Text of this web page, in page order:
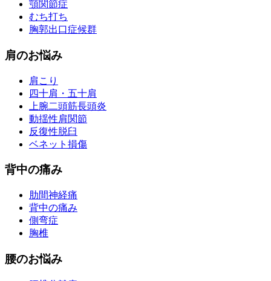
顎関節症
むち打ち
胸郭出口症候群
肩のお悩み
肩こり
四十肩・五十肩
上腕二頭筋長頭炎
動揺性肩関節
反復性脱臼
ベネット損傷
背中の痛み
肋間神経痛
背中の痛み
側弯症
胸椎
腰のお悩み